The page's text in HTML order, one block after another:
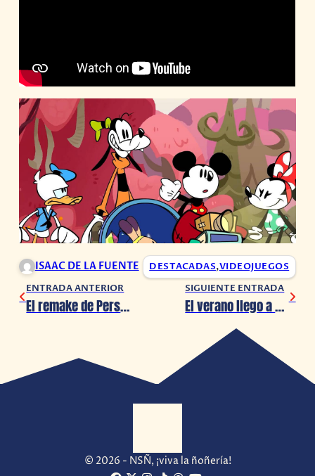
ISAAC DE LA FUENTE DESTACADAS,VIDEOJUEGOS
ENTRADA ANTERIOR
El remake de Persona 3 lanza un nuevo avance
SIGUIENTE ENTRADA
El verano llego a Fortnite, la Escapada Veraniega comienza hoy
© 2026 - NSÑ, ¡viva la ñoñería!